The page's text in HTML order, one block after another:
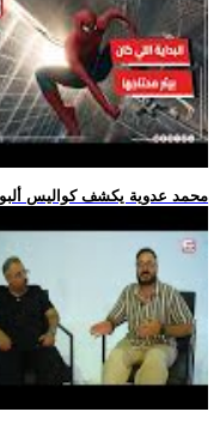
.. محمد عدوية يكشف كواليس